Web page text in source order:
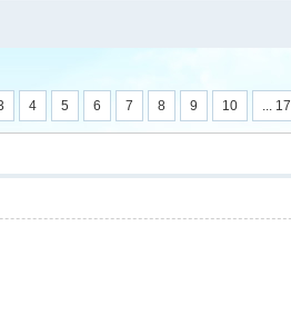
4 5 6 7 8 9 10 ... 17